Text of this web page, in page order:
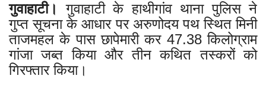
गुवाहाटी।गुवाहाटी के हाथीगांव थाना पुलिस ने
गुप्त सूचना के आधार पर अरुणोदय पथ स्थित मिनी
ताजमहल के पास छापेमारी कर 47.38 किलोग्राम
गांजा जब्त किया और तीन कथित तस्करों को
गिरफ्तार किया।